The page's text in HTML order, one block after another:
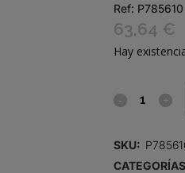
Ref: P785610
63,64 €
Hay
FILTRO
SKU: